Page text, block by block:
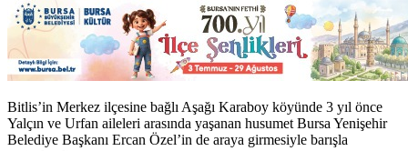
Bitlis’in Merkez ilçesine bağlı Aşağı Karaboy köyünde 3 yıl önce
Yalçın ve Urfan aileleri arasında yaşanan husumet Bursa Yenişehir
Belediye Başkanı Ercan Özel’in de araya girmesiyle barışla